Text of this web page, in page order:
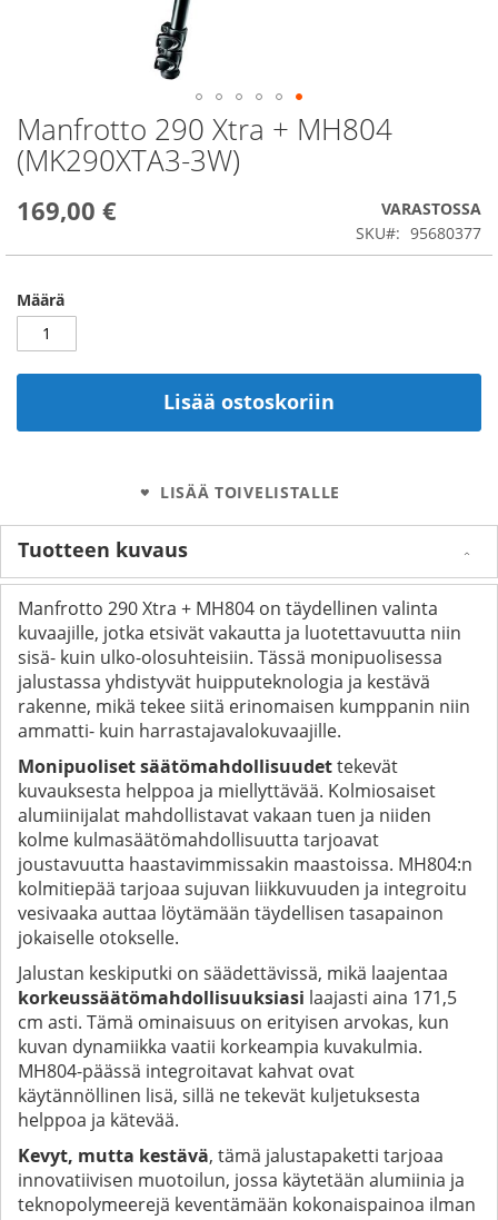
Manfrotto 290 Xtra + MH804
(MK290XTA3-3W)
169,00 €
VARASTOSSA
SKU
95680377
Määrä
Lisää ostoskoriin
LISÄÄ TOIVELISTALLE
Skip
to
the
of
Tuotteen kuvaus
Manfrotto 290 Xtra + MH804 on täydellinen valinta
kuvaajille, jotka etsivät vakautta ja luotettavuutta niin
sisä- kuin ulko-olosuhteisiin. Tässä monipuolisessa
jalustassa yhdistyvät huipputeknologia ja kestävä
rakenne, mikä tekee siitä erinomaisen kumppanin niin
ammatti- kuin harrastajavalokuvaajille.
Monipuoliset säätömahdollisuudettekevät
kuvauksesta helppoa ja miellyttävää. Kolmiosaiset
alumiinijalat mahdollistavat vakaan tuen ja niiden
kolme kulmasäätömahdollisuutta tarjoavat
joustavuutta haastavimmissakin maastoissa. MH804:n
kolmitiepää tarjoaa sujuvan liikkuvuuden ja integroitu
vesivaaka auttaa löytämään täydellisen tasapainon
jokaiselle otokselle.
Jalustan keskiputki on säädettävissä, mikä laajentaa
korkeussäätömahdollisuuksiasi laajasti aina 171,5
cm asti. Tämä ominaisuus on erityisen arvokas, kun
kuvan dynamiikka vaatii korkeampia kuvakulmia.
MH804-päässä integroitavat kahvat ovat
käytännöllinen lisä, sillä ne tekevät kuljetuksesta
helppoa ja kätevää.
Kevyt, mutta kestävä, tämä jalustapaketti tarjoaa
innovatiivisen muotoilun, jossa käytetään alumiinia ja
teknopolymeerejä keventämään kokonaispainoa ilman